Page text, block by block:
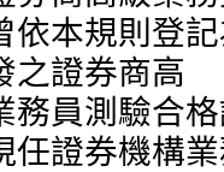
依本規則登
之證券商高
任證券機構